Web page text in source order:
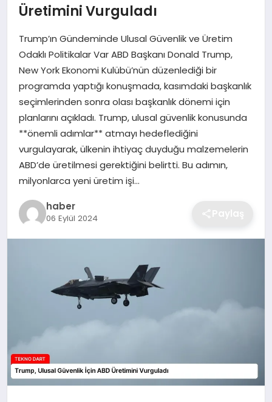
EĞITIM
GÜNDEM
SPOR
EKONOMI
MAGAZIN
OTOMOBIL
TEKNOLOJI
Üretimini Vurguladı
Trump’ın Gündeminde Ulusal Güvenlik ve Üretim
Odaklı Politikalar Var ABD Başkanı Donald Trump,
New York Ekonomi Kulübü’nün düzenlediği bir
programda yaptığı konuşmada, kasımdaki başkanlık
seçimlerinden sonra olası başkanlık dönemi için
planlarını açıkladı. Trump, ulusal güvenlik konusunda
**önemli adımlar** atmayı hedeflediğini
vurgulayarak, ülkenin ihtiyaç duyduğu malzemelerin
ABD’de üretilmesi gerektiğini belirtti. Bu adımın,
milyonlarca yeni üretim işi…
haber
06 Eylül 2024